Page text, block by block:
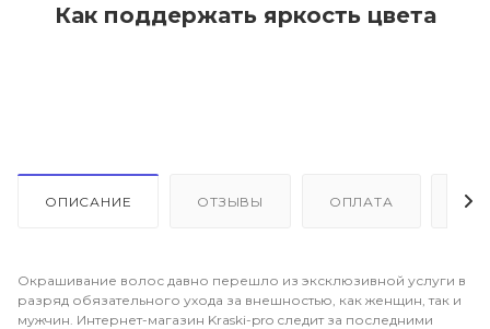
Как поддержать яркость цвета
ОПИСАНИЕ ОТЗЫВЫ ОПЛАТА
Окрашивание волос давно перешло из эксклюзивной услуги в
разряд обязательного ухода за внешностью, как женщин, так и
мужчин. Интернет-магазин Kraski-pro следит за последними